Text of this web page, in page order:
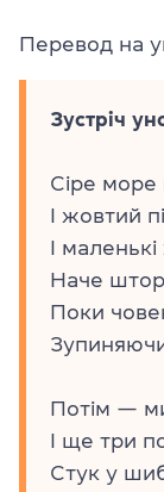
Перевод на
Зустріч
Сіре море
І жовтий
І
Наче
Поки
Зупиняючи
Потім —
І ще три
Стук у